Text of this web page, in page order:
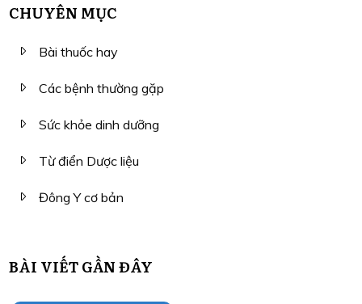
CHUYÊN MỤC
Bài thuốc hay
Các bệnh thường gặp
Sức khỏe dinh dưỡng
Từ điển Dược liệu
Đông Y cơ bản
BÀI VIẾT GẦN ĐÂY